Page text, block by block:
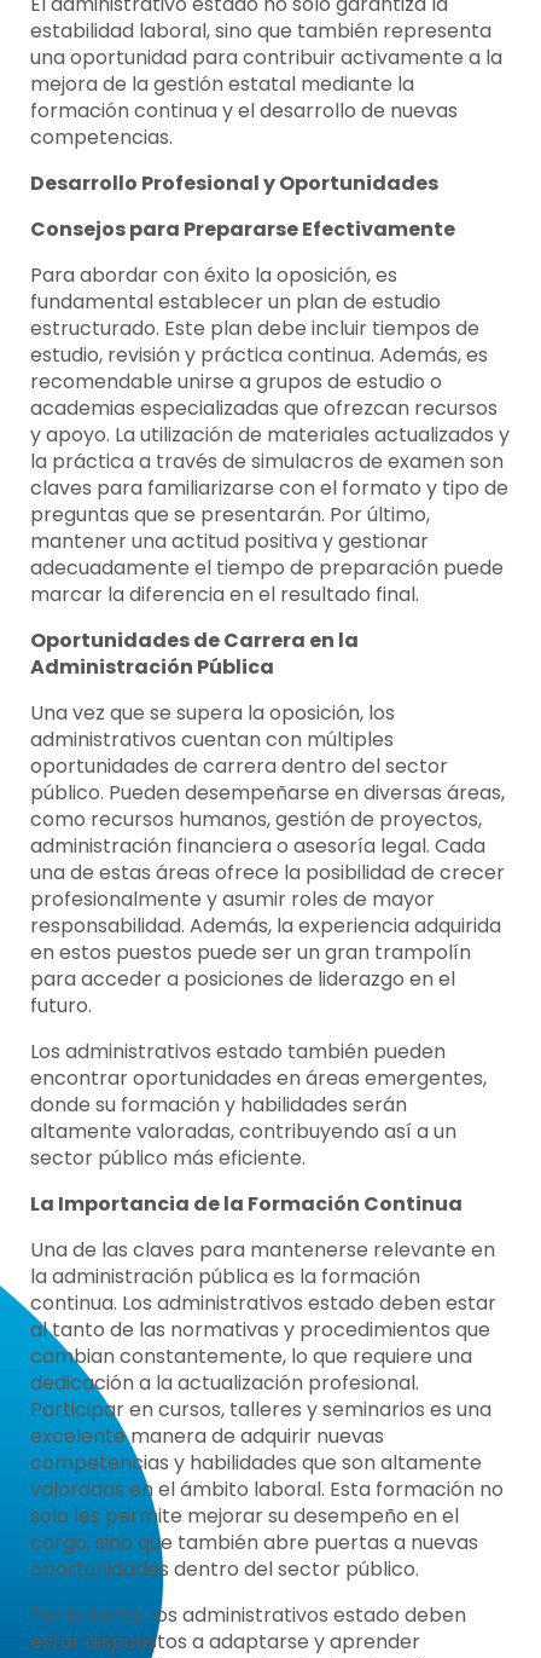
estabilidad laboral, sino que también representa
una oportunidad para contribuir activamente a la
mejora de la gestión estatal mediante la
formación continua y el desarrollo de nuevas
competencias.
Desarrollo Profesional y Oportunidades
Consejos para Prepararse Efectivamente
Para abordar con éxito la oposición, es
fundamental establecer un plan de estudio
estructurado. Este plan debe incluir tiempos de
estudio, revisión y práctica continua. Además, es
recomendable unirse a grupos de estudio o
academias especializadas que ofrezcan recursos
y apoyo. La utilización de materiales actualizados y
la práctica a través de simulacros de examen son
claves para familiarizarse con el formato y tipo de
preguntas que se presentarán. Por último,
mantener una actitud positiva y gestionar
adecuadamente el tiempo de preparación puede
marcar la diferencia en el resultado final.
Oportunidades de Carrera en la
Administración Pública
Una vez que se supera la oposición, los
administrativos cuentan con múltiples
oportunidades de carrera dentro del sector
público. Pueden desempeñarse en diversas áreas,
como recursos humanos, gestión de proyectos,
administración financiera o asesoría legal. Cada
una de estas áreas ofrece la posibilidad de crecer
profesionalmente y asumir roles de mayor
responsabilidad. Además, la experiencia adquirida
en estos puestos puede ser un gran trampolín
para acceder a posiciones de liderazgo en el
futuro.
Los administrativos estado también pueden
encontrar oportunidades en áreas emergentes,
donde su formación y habilidades serán
altamente valoradas, contribuyendo así a un
sector público más eficiente.
La Importancia de la Formación Continua
Una de las claves para mantenerse relevante en
la administración pública es la formación
continua. Los administrativos estado deben estar
al tanto de las normativas y procedimientos que
cambian constantemente, lo que requiere una
dedicación a la actualización profesional.
Participar en cursos, talleres y seminarios es una
excelente manera de adquirir nuevas
competencias y habilidades que son altamente
valoradas en el ámbito laboral. Esta formación no
solo les permite mejorar su desempeño en el
cargo, sino que también abre puertas a nuevas
oportunidades dentro del sector público.
Por lo tanto, los administrativos estado deben
estar dispuestos a adaptarse y aprender